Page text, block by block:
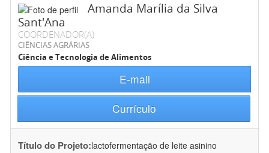
Amanda Marília da Silva
Sant'Ana
COORDENADOR(A)
CIÊNCIAS AGRÁRIAS
Ciência e Tecnologia de Alimentos
E-mail
Currículo
Título do Projeto:lactofermentação de leite asinino